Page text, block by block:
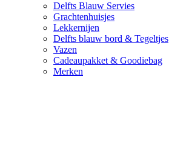
Delfts Blauw Servies
Grachtenhuisjes
Lekkernijen
Delfts blauw bord & Tegeltjes
Vazen
Cadeaupakket & Goodiebag
Merken